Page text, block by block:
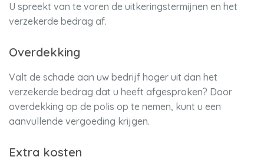
U spreekt van te voren de uitkeringstermijnen en het
verzekerde bedrag af.
Overdekking
Valt de schade aan uw bedrijf hoger uit dan het
verzekerde bedrag dat u heeft afgesproken? Door
overdekking op de polis op te nemen, kunt u een
aanvullende vergoeding krijgen.
Extra kosten